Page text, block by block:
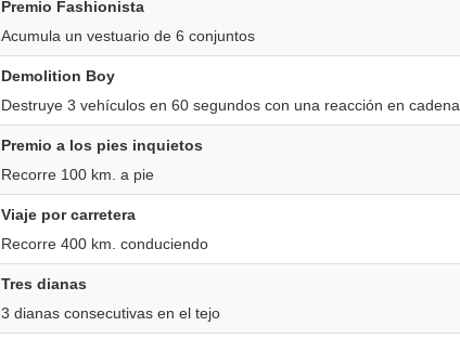
Premio Fashionista
Acumula un vestuario de 6 conjuntos
Demolition Boy
Destruye 3 vehículos en 60 segundos con una reacción en cadena
Premio a los pies inquietos
Recorre 100 km. a pie
Viaje por carretera
Recorre 400 km. conduciendo
Tres dianas
3 dianas consecutivas en el tejo